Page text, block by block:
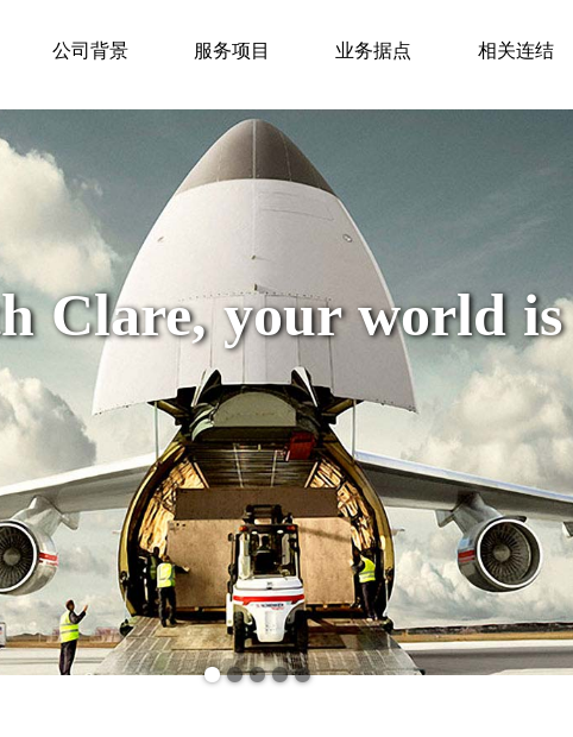
公司背景 服务项目 业务据点 相关连结
Clare, your world